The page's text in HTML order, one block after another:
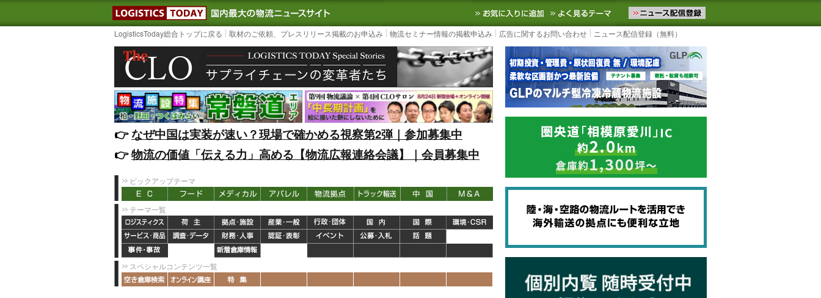
LOGISTICS TODAY｜国内最大の物流ニュースサイト3PL, SCMなど国内外の最新の物流ニュースをお届けします。物流ニュースメール配信を登録す
お気に入りに追加 よく見るテーマ
LogisticsToday総合トップに戻る 取材のご依頼、プレスリリース掲載のお申込み 物流セミナー情報の掲載申込み 広告に関するお問い合わせ ニュース配信登録（無料）
👉️なぜ中国は実装が速い？現場で確かめる視察第2弾｜参加募集中
👉️物流の価値「伝える力」高める【物流広報連絡会議】｜会員募集中
ピックアップテーマ
テーマ一覧
スペシャルコンテンツ一覧